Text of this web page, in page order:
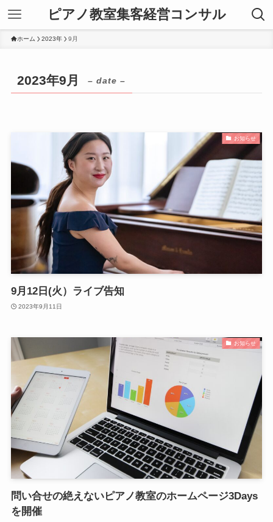
ピアノ教室集客経営コンサル
ホーム 2023年 9月
2023年9月 – date –
お知らせ
9月12日(火）ライブ告知
2023年9月11日
お知らせ
問い合せの絶えないピアノ教室のホームページ3Days
を開催